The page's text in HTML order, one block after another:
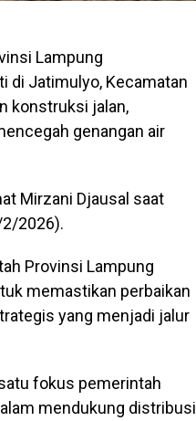
Lampung
di Jatimulyo, Kecamatan
konstruksi jalan,
genangan air
Mirzani Djausal saat
2026).
Provinsi Lampung
memastikan perbaikan
yang menjadi jalur
fokus pemerintah
mendukung distribusi